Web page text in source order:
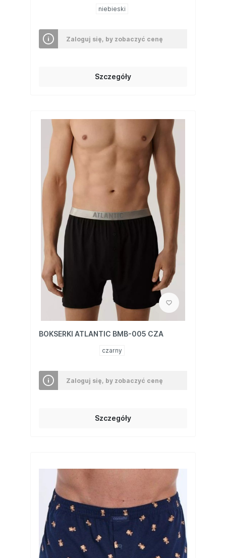
niebieski
Zaloguj się, by zobaczyć cenę
Szczegóły
BOKSERKI ATLANTIC BMB-005 CZA
czarny
Zaloguj się, by zobaczyć cenę
Szczegóły